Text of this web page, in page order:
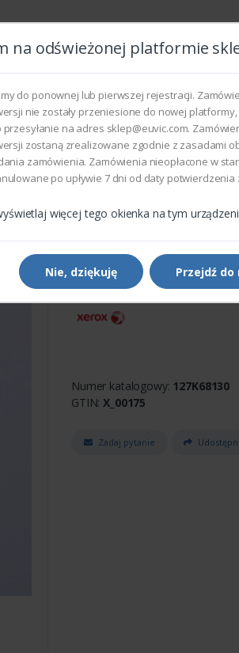
na odświeżonej platformie
do ponownej lub pierwszej rejestracji.
nie zostały przeniesione do nowej
przesyłanie na adres sklep@euvic.com.
zostaną zrealizowane zgodnie z zasadami
zamówienia. Zamówienia nieopłacone w
po upływie 7 dni od daty potwierdzenia
więcej tego okienka na tym
Nie, dziękuję Przejdź
kopiarek Xerox 127K68130 - MOTOR
Części do drukarek i kopiarek
Xerox 127K68130
ASSEMBLY
Numer katalogowy: 127K68130
GTIN:X_00175
Zadaj pytanie